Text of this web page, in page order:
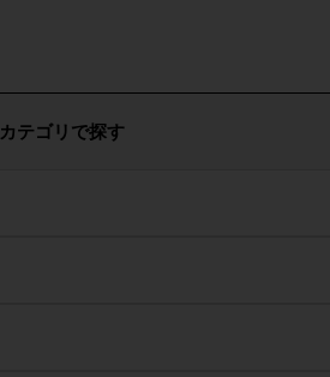
カテゴリで探す